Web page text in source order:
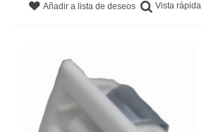
Añadir a lista de deseos Vista rápida